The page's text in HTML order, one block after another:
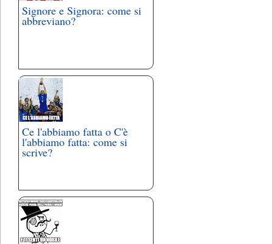
Signore e Signora: come si
abbreviano?
Ce l'abbiamo fatta o C'è
l'abbiamo fatta: come si
scrive?